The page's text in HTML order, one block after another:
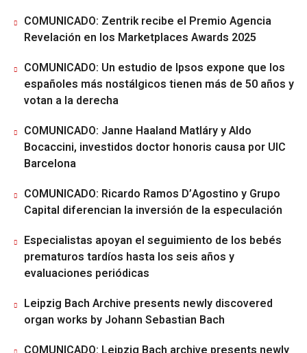
COMUNICADO: Zentrik recibe el Premio Agencia
Revelación en los Marketplaces Awards 2025
COMUNICADO: Un estudio de Ipsos expone que los
españoles más nostálgicos tienen más de 50 años y
votan a la derecha
COMUNICADO: Janne Haaland Matláry y Aldo
Bocaccini, investidos doctor honoris causa por UIC
Barcelona
COMUNICADO: Ricardo Ramos D’Agostino y Grupo
Capital diferencian la inversión de la especulación
Especialistas apoyan el seguimiento de los bebés
prematuros tardíos hasta los seis años y
evaluaciones periódicas
Leipzig Bach Archive presents newly discovered
organ works by Johann Sebastian Bach